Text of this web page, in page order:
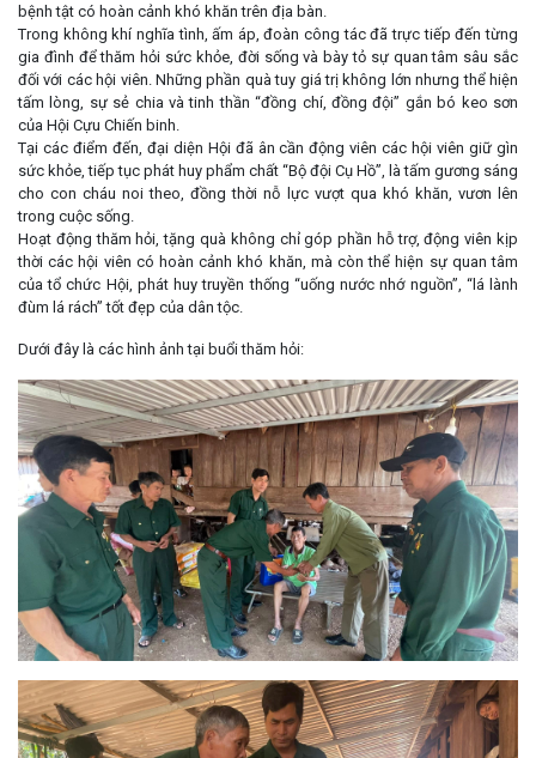
bệnh tật có hoàn cảnh khó khăn trên địa bàn.
Trong không khí nghĩa tình, ấm áp, đoàn công tác đã trực tiếp đến từng
gia đình để thăm hỏi sức khỏe, đời sống và bày tỏ sự quan tâm sâu sắc
đối với các hội viên. Những phần quà tuy giá trị không lớn nhưng thể hiện
tấm lòng, sự sẻ chia và tinh thần “đồng chí, đồng đội” gắn bó keo sơn
của Hội Cựu Chiến binh.
Tại các điểm đến, đại diện Hội đã ân cần động viên các hội viên giữ gìn
sức khỏe, tiếp tục phát huy phẩm chất “Bộ đội Cụ Hồ”, là tấm gương sáng
cho con cháu noi theo, đồng thời nỗ lực vượt qua khó khăn, vươn lên
trong cuộc sống.
Hoạt động thăm hỏi, tặng quà không chỉ góp phần hỗ trợ, động viên kịp
thời các hội viên có hoàn cảnh khó khăn, mà còn thể hiện sự quan tâm
của tổ chức Hội, phát huy truyền thống “uống nước nhớ nguồn”, “lá lành
đùm lá rách” tốt đẹp của dân tộc.
Dưới đây là các hình ảnh tại buổi thăm hỏi: